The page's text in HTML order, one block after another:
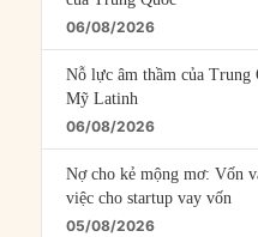
06/08/2026
Nỗ lực âm thầm của
Mỹ Latinh
06/08/2026
Nợ cho kẻ mộng mơ: Vốn
việc cho startup vay vốn
05/08/2026